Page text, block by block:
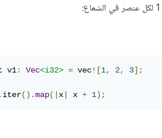
v1
: Vec<i32> = vec![1, 2, 3];
. iter().map(| x x + 1);